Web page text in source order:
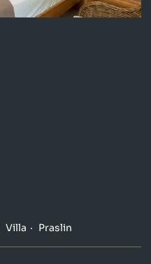
Villa Praslin